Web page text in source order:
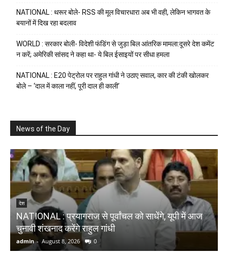
NATIONAL : थरूर बोले- RSS की मूल विचारधारा अब भी वही, लेकिन भागवत के
बयानों में दिख रहा बदलाव
WORLD : सरकार बोली- विदेशी फंडिंग से जुड़ा बिल आंतरिक मामला:दूसरे देश कमेंट
न करें; अमेरिकी सांसद ने कहा था- ये बिल ईसाइयों पर सीधा हमला
NATIONAL : E20 पेट्रोल पर राहुल गांधी ने उठाए सवाल, कार की टंकी खोलकर
बोले – ‘दाल में काला नहीं, पूरी दाल ही काली’
News of the Day
देश
NATIONAL : प्रयागराज से पूर्वांचल को साधेंगे, यूपी में आज
चुनावी शंखनाद करेंगे राहुल गांधी
admin - August 8, 2026 0